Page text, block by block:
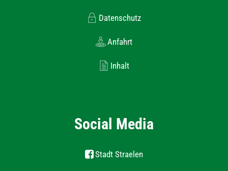
Datenschutz
Anfahrt
Inhalt
Social Media
Stadt Straelen